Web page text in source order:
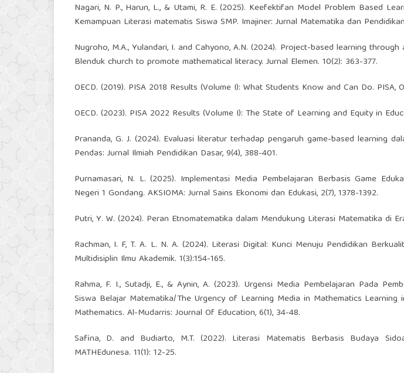
Nagari, N. P., Harun, L., & Utami, R. E. (2025). Keefektifan Model Problem Based
Kemampuan Literasi matematis Siswa SMP. Imajiner: Jurnal Matematika dan
Nugroho, M.A., Yulandari, I. and Cahyono, A.N. (2024). Project-based learning
Blenduk church to promote mathematical literacy. Jurnal Elemen. 10(2): 363-377.
OECD. (2019). PISA 2018 Results (Volume I): What Students Know and Can Do. PISA,
OECD. (2023). PISA 2022 Results (Volume I): The State of Learning and Equity in
Prananda, G. J. (2024). Evaluasi literatur terhadap pengaruh game-based learning
Pendas: Jurnal Ilmiah Pendidikan Dasar, 9(4), 388-401.
Purnamasari, N. L. (2025). Implementasi Media Pembelajaran Berbasis Game
Negeri 1 Gondang. AKSIOMA: Jurnal Sains Ekonomi dan Edukasi, 2(7), 1378-1392.
Putri, Y. W. (2024). Peran Etnomatematika dalam Mendukung Literasi Matematika di
Rachman, I. F, T. A. L. N. A. (2024). Literasi Digital: Kunci Menuju Pendidikan
Multidisiplin Ilmu Akademik. 1(3):154-165.
Rahma, F. I., Sutadji, E., & Aynin, A. (2023). Urgensi Media Pembelajaran Pada
Siswa Belajar Matematika/The Urgency of Learning Media in Mathematics
Mathematics. Al-Mudarris: Journal Of Education, 6(1), 34-48.
Safina, D. and Budiarto, M.T. (2022). Literasi Matematis Berbasis Budaya
MATHEdunesa. 11(1): 12-25.